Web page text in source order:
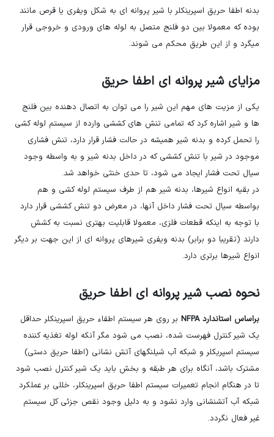
بدنه اطفا حریق اسپرینکلر با شیر پروانه ای به شکل ویفری یا قرص مانند
بوده که معمولا بین دو فلنج متصل به لوله های ورودی و خروجی قرار
میگرد و از این طریق محکم می شوند.
مزایای شیر پروانه ای اطفا حریق
یکی از مزیت های مهم این شیر را می توان به اتصال دهنده بین فلنج
ها و شیر اشاره کرد که تمامی تنش های کششی وارده از سیستم لوله کشی
را تحمل کرده و بدنه شیر همیشه در حالت فشار قرار دارد، تنش فشاری
موجود در شیر با تنش کششی که در داخل بدنه شیر و به واسطه وجود
سیال تحت فشار ایجاد می شود، تا حدی خنثی خواهد شد.
در بقیه انواع شیرها، بدنه شیر هم از طرف سیستم لوله کشی و هم
بواسطه سیال تحت فشار داخل آنها، در معرض دو تنش کششی قرار دارد
با توجه به اینکه قطعات فلزی، معمولا قابلیت بهتری نسبت به کشش
دارند (تقریبا دو برابر) بدنه ویفری شیرهای پروانه ای از این جهت بر دیگر
انواع شیرها برتری دارد.
نحوه نصب شیر پروانه ای اطفا حریق
براساس استاندارد NFPA
بر روی هر سیستم اطفاء حریق اسپرینکلر حداقل
یک شیر کنترل فهرست شده، نصب می شود مگر آنکه لوله تغذیه کننده
سیستم اسپریکلر و شبکه آب شیلنگهای آتش نشانی (اطفا حریق دستی)
مشترک باشد، آنگاه برای هر طبقه و بخش باید یک شیر کنترل نصب شود
تا در هنگام انجام تعمیرات سیستم اطفا حریق اسپرینکلر، خللی بر عملکرد
شبکه آب آتشنشانی وارد نشود و به دلیل وجود نقص جزئی کل سیستم
غیر فعال نگردد.